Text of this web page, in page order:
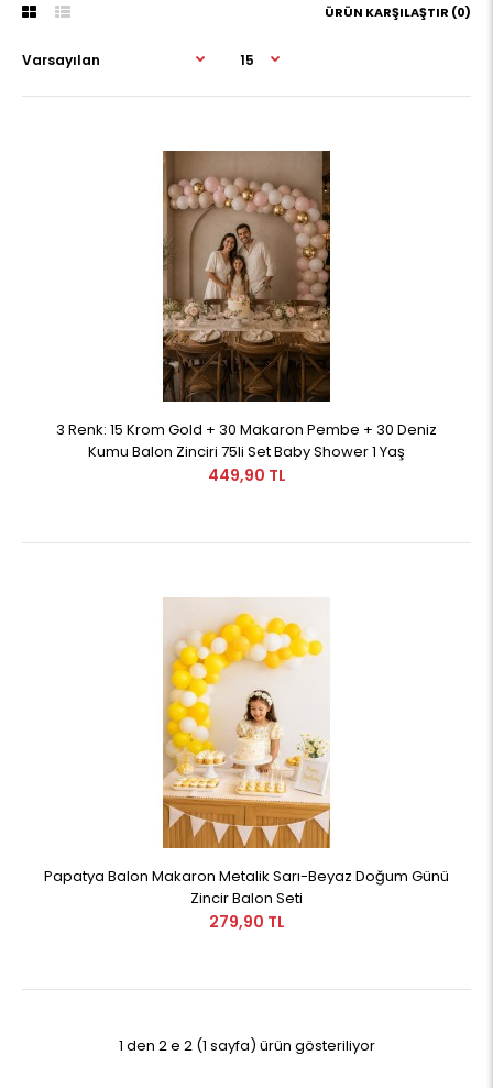
ÜRÜN KARŞILAŞTIR (0)
3 Renk: 15 Krom Gold + 30 Makaron Pembe + 30 Deniz
Kumu Balon Zinciri 75li Set Baby Shower 1 Yaş
449,90 TL
Papatya Balon Makaron Metalik Sarı-Beyaz Doğum Günü
Zincir Balon Seti
279,90 TL
1 den 2 e 2 (1 sayfa) ürün gösteriliyor